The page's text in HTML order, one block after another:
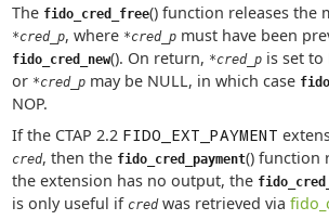
The fido_cred_free() function releases the
*cred_p, where *cred_pmust have been
fido_cred_new(). On return, *cred_pis set to
or *cred_pmay be NULL, in which case
NOP.
If the CTAP 2.2 FIDO_EXT_PAYMENT
cred, then the fido_cred_payment() function
the extension has no output, the
is only useful if credwas retrieved via